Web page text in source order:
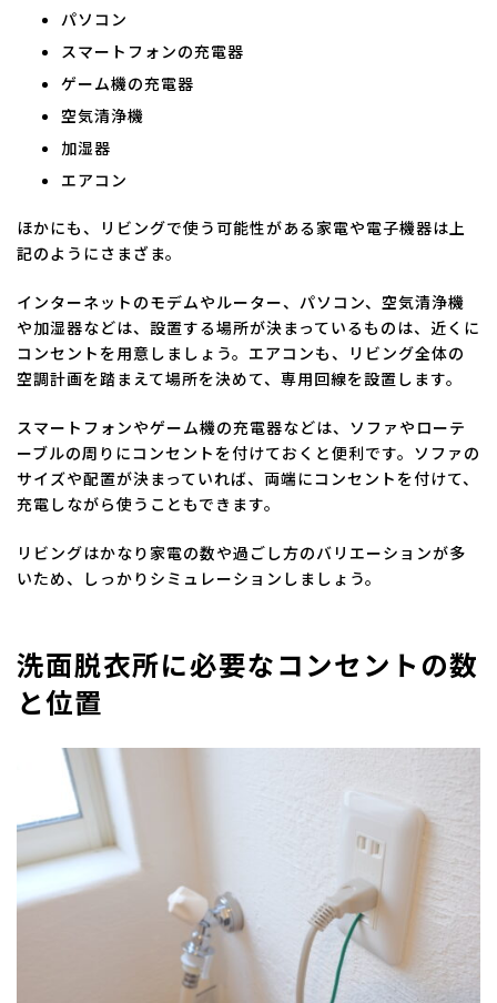
パソコン
スマートフォンの充電器
ゲーム機の充電器
空気清浄機
加湿器
エアコン
ほかにも、リビングで使う可能性がある家電や電子機器は上
記のようにさまざま。
インターネットのモデムやルーター、パソコン、空気清浄機
や加湿器などは、設置する場所が決まっているものは、近くに
コンセントを用意しましょう。エアコンも、リビング全体の
空調計画を踏まえて場所を決めて、専用回線を設置します。
スマートフォンやゲーム機の充電器などは、ソファやローテ
ーブルの周りにコンセントを付けておくと便利です。ソファの
サイズや配置が決まっていれば、両端にコンセントを付けて、
充電しながら使うこともできます。
リビングはかなり家電の数や過ごし方のバリエーションが多
いため、しっかりシミュレーションしましょう。
洗面脱衣所に必要なコンセントの数
と位置